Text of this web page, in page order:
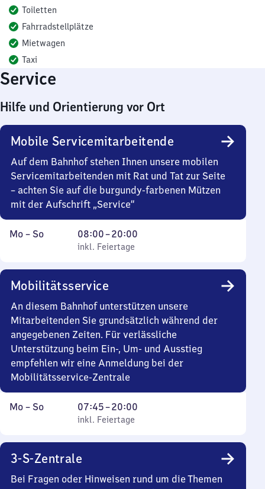
Toiletten
Fahrradstellplätze
Mietwagen
Taxi
Service
Hilfe und Orientierung vor Ort
Mobile Servicemitarbeitende
Auf dem Bahnhof stehen Ihnen unsere mobilen
Servicemitarbeitenden mit Rat und Tat zur Seite
– achten Sie auf die burgundy-farbenen Mützen
mit der Aufschrift „Service“
Montag
Mo – So,
inkl. Feiertage
08:00–20:00
Von
8
20
Uhr
inkl. Feiertage
Mobilitätsservice
An diesem Bahnhof unterstützen unsere
Mitarbeitenden Sie grundsätzlich während der
angegebenen Zeiten. Für verlässliche
Unterstützung beim Ein-, Um- und Ausstieg
empfehlen wir eine Anmeldung bei der
Mobilitätsservice-Zentrale
Montag
Mo – So,
inkl. Feiertage
07:45–20:00
Von
7
bis
20
inkl. Feiertage
3-S-Zentrale
Bei Fragen oder Hinweisen rund um die Themen